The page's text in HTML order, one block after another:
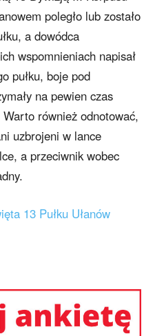
poległo lub zostało
a dowódca
wspomnieniach napisał
pułku, boje pod
na pewien czas
również odnotować,
uzbrojeni w lance
a przeciwnik wobec
13 Pułku Ułanów